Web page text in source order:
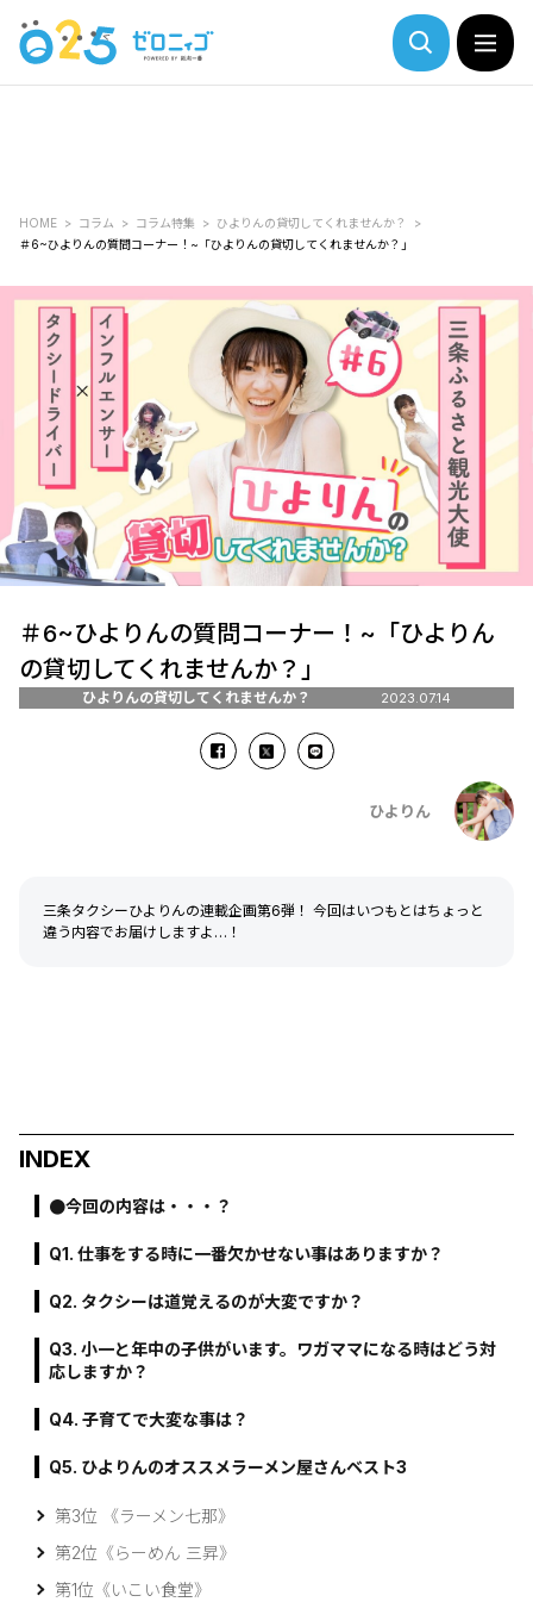
HOME コラム コラム特集
ひよりんの貸切してくれませんか？
＃6~ひよりんの質問コーナー！~「ひよりんの貸切してくれませんか？」
＃6~ひよりんの質問コーナー！~「ひよりん
の貸切してくれませんか？」
ひよりんの貸切してくれませんか？ 2023.07.14
ひよりん
三条タクシーひよりんの連載企画第6弾！ 今回はいつもとはちょっと
違う内容でお届けしますよ…！
INDEX
●今回の内容は・・・？
Q1. 仕事をする時に一番欠かせない事はありますか？
Q2. タクシーは道覚えるのが大変ですか？
Q3. 小一と年中の子供がいます。ワガママになる時はどう対
応しますか？
Q4. 子育てで大変な事は？
Q5. ひよりんのオススメラーメン屋さんベスト3
第3位 《ラーメン七那》
第2位《らーめん 三昇》
第1位《いこい食堂》